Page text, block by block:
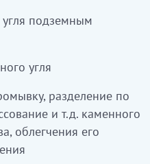
өндіру
тәсілмен өндіру
сапасын жақсарту,
оңайлату
бөлшектеу,
подземным
угля
разделение по
и т.д. каменного
облегчения его